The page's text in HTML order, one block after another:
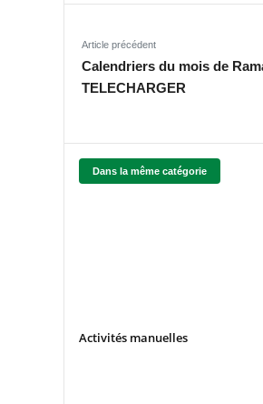
Article précédent
Calendriers du mois de
TELECHARGER
Dans la même catégorie
Activités manuelles